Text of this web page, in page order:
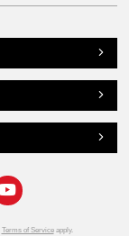
Terms of Serviceapply.